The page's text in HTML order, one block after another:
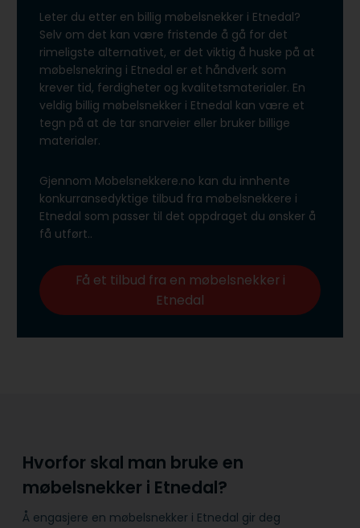
Leter du etter en billig møbelsnekker i Etnedal?
Selv om det kan være fristende å gå for det
rimeligste alternativet, er det viktig å huske på at
møbelsnekring i Etnedal er et håndverk som
krever tid, ferdigheter og kvalitetsmaterialer. En
veldig billig møbelsnekker i Etnedal kan være et
tegn på at de tar snarveier eller bruker billige
materialer.
Gjennom Mobelsnekkere.no kan du innhente
konkurransedyktige tilbud fra møbelsnekkere i
Etnedal som passer til det oppdraget du ønsker å
få utført..
Få et tilbud fra en møbelsnekker i
Etnedal
Hvorfor skal man bruke en
møbelsnekker i Etnedal?
Å engasjere en møbelsnekker i Etnedal gir deg